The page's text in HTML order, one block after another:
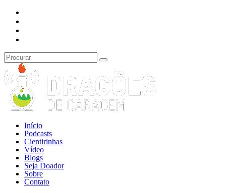
Início
Podcasts
Cientirinhas
Vídeo
Blogs
Seja Doador
Sobre
Contato